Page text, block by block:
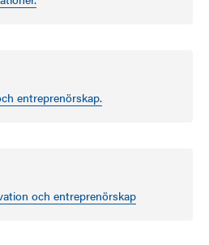
entreprenörskap.
och entreprenörskap